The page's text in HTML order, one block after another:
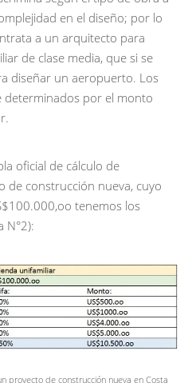
en el diseño; por lo
a un arquitecto para
de clase media, que si se
diseñar un aeropuerto. Los
por el monto
oficial de cálculo de
construcción nueva, cuyo
tenemos los
N°2):
proyecto de construcción nueva en Costa